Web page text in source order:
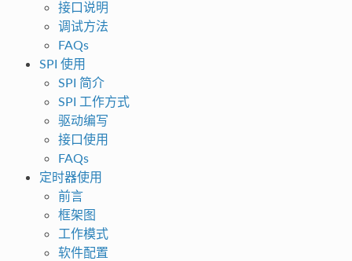
接口说明
调试方法
FAQs
SPI 使用
SPI 简介
SPI 工作方式
驱动编写
接口使用
FAQs
定时器使用
前言
框架图
工作模式
软件配置